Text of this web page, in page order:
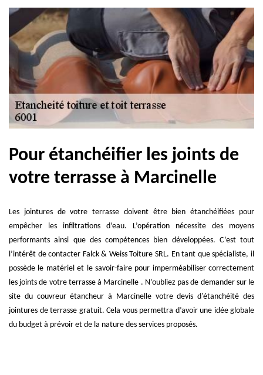
Pour étanchéifier les joints de
votre terrasse à Marcinelle
Les jointures de votre terrasse doivent être bien étanchéifiées pour
empêcher les infiltrations d’eau. L’opération nécessite des moyens
performants ainsi que des compétences bien développées. C’est tout
l’intérêt de contacter Falck & Weiss Toiture SRL. En tant que spécialiste, il
possède le matériel et le savoir-faire pour imperméabiliser correctement
les joints de votre terrasse à Marcinelle . N’oubliez pas de demander sur le
site du couvreur étancheur à Marcinelle votre devis d'étanchéité des
jointures de terrasse gratuit. Cela vous permettra d’avoir une idée globale
du budget à prévoir et de la nature des services proposés.